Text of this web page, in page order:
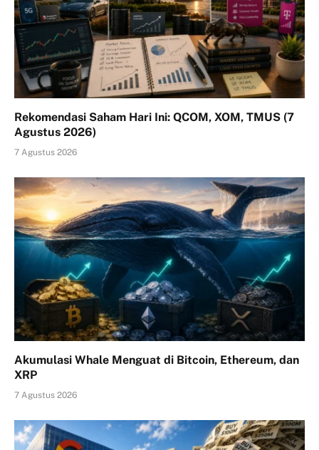
Rekomendasi Saham Hari Ini: QCOM, XOM, TMUS (7
Agustus 2026)
7 Agustus 2026
Akumulasi Whale Menguat di Bitcoin, Ethereum, dan
XRP
7 Agustus 2026